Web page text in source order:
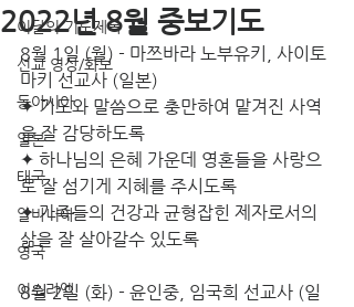
이달의 기도제목
선교 영상/화보
동아시아
일본
태국
알바니아
영국
이스라엘
2022년 8월 중보기도
8월 1일 (월) - 마쯔바라 노부유키, 사이토
마키 선교사 (일본)
✦ 기도와 말씀으로 충만하여 맡겨진 사역
을 잘 감당하도록
✦ 하나님의 은혜 가운데 영혼들을 사랑으
로 잘 섬기게 지혜를 주시도록
✦ 가족들의 건강과 균형잡힌 제자로서의
삶을 잘 살아갈수 있도록
8월 2일 (화) - 윤인중, 임국희 선교사 (일